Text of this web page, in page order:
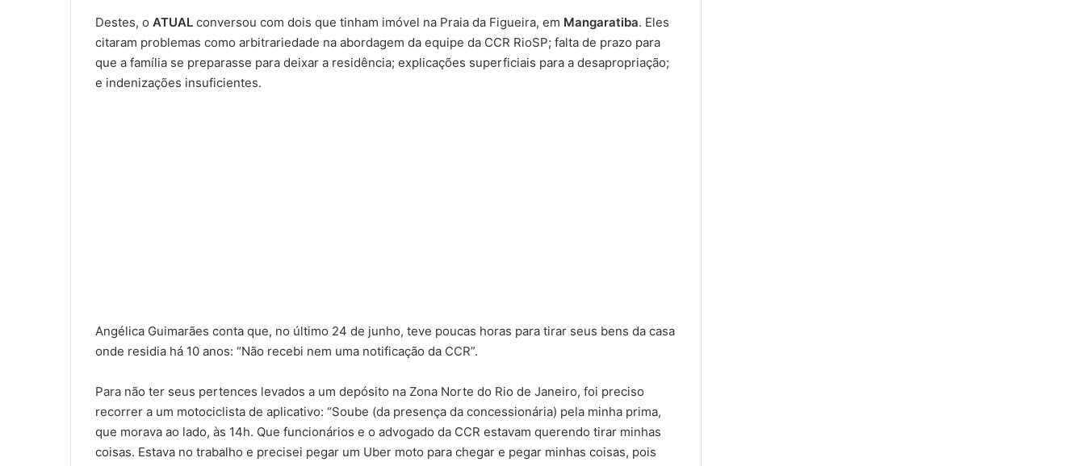
Destes, o ATUAL conversou com dois que tinham imóvel na Praia da Figueira, em Mangaratiba. Eles
citaram problemas como arbitrariedade na abordagem da equipe da CCR RioSP; falta de prazo para
que a família se preparasse para deixar a residência; explicações superficiais para a desapropriação;
e indenizações insuficientes.
Angélica Guimarães conta que, no último 24 de junho, teve poucas horas para tirar seus bens da casa
onde residia há 10 anos: “Não recebi nem uma notificação da CCR”.
Para não ter seus pertences levados a um depósito na Zona Norte do Rio de Janeiro, foi preciso
recorrer a um motociclista de aplicativo: “Soube (da presença da concessionária) pela minha prima,
que morava ao lado, às 14h. Que funcionários e o advogado da CCR estavam querendo tirar minhas
coisas. Estava no trabalho e precisei pegar um Uber moto para chegar e pegar minhas coisas, pois